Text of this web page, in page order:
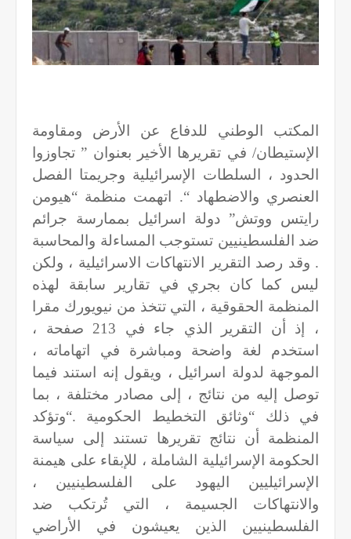
المكتب الوطني للدفاع عن الأرض ومقاومة
الإستيطان/ في تقريرها الأخير بعنوان ” تجاوزوا
الحدود ، السلطات الإسرائيلية وجريمتا الفصل
العنصري والاضطهاد “. اتهمت منظمة “هيومن
رايتس ووتش” دولة اسرائيل بممارسة جرائم
ضد الفلسطينيين تستوجب المساءلة والمحاسبة
. وقد رصد التقرير الانتهاكات الاسرائيلية ، ولكن
ليس كما كان بجري في تقارير سابقة لهذه
المنظمة الحقوقية ، التي تتخذ من نيويورك مقرا
، إذ أن التقرير الذي جاء في 213 صفحة ،
استخدم لغة واضحة ومباشرة في اتهاماته ،
الموجهة لدولة اسرائيل ، ويقول إنه استند فيما
توصل إليه من نتائج ، إلى مصادر مختلفة ، بما
في ذلك “وثائق التخطيط الحكومية “.وتؤكد
المنظمة أن نتائج تقريرها تستند إلى سياسة
الحكومة الإسرائيلية الشاملة ، للإبقاء على هيمنة
الإسرائيليين اليهود على الفلسطينيين ،
والانتهاكات الجسيمة ، التي تُرتكب ضد
الفلسطينيين الذين يعيشون في الأراضي